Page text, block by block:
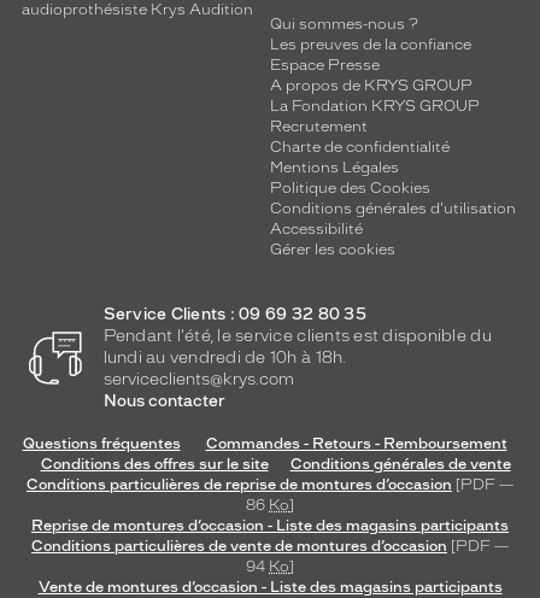
audioprothésiste Krys Audition
Qui sommes-nous ?
Les preuves de la confiance
Espace Presse
A propos de KRYS GROUP
La Fondation KRYS GROUP
Recrutement
Charte de confidentialité
Mentions Légales
Politique des Cookies
Conditions générales d'utilisation
Accessibilité
Gérer les cookies
Service Clients : 09 69 32 80 35
Pendant l'été, le service clients est disponible du
lundi au vendredi de 10h à 18h.
serviceclients@krys.com
Nous contacter
Questions fréquentes
Commandes - Retours - Remboursement
Conditions des offres sur le site
Conditions générales de vente
Conditions particulières de reprise de montures d’occasion [PDF —
86 Ko]
Reprise de montures d’occasion - Liste des magasins participants
Conditions particulières de vente de montures d’occasion [PDF —
94 Ko]
Vente de montures d’occasion - Liste des magasins participants